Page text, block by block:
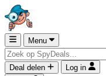
Menu
Deal delen
Log in